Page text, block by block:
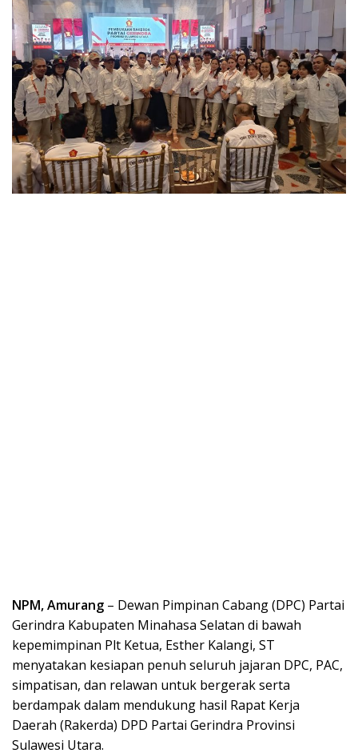
NPM, Amurang – Dewan Pimpinan Cabang (DPC) Partai
Gerindra Kabupaten Minahasa Selatan di bawah
kepemimpinan Plt Ketua, Esther Kalangi, ST
menyatakan kesiapan penuh seluruh jajaran DPC, PAC,
simpatisan, dan relawan untuk bergerak serta
berdampak dalam mendukung hasil Rapat Kerja
Daerah (Rakerda) DPD Partai Gerindra Provinsi
Sulawesi Utara.